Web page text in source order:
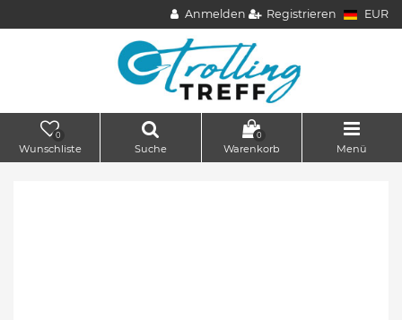
Anmelden Registrieren EUR
0
Wunschliste Suche
0
Warenkorb Menü